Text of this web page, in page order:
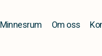
Minnesrum Om oss